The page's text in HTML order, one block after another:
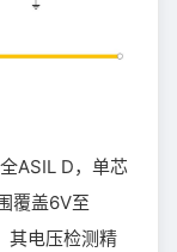
ASIL D，单芯
覆盖6V至
其电压检测精